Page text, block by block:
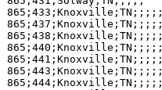
865;433;Knoxville;TN;;;;;
865;437;Knoxville;TN;;;;;
865;438;Knoxville;TN;;;;;
865;440;Knoxville;TN;;;;;
865;441;Knoxville;TN;;;;;
865;443;Knoxville;TN;;;;;
865;444;Knoxville;TN;;;;;